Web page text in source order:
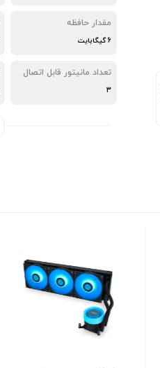
مقدار حافظه
6 گیگابایت
تعداد مانیتور قابل اتصال
3